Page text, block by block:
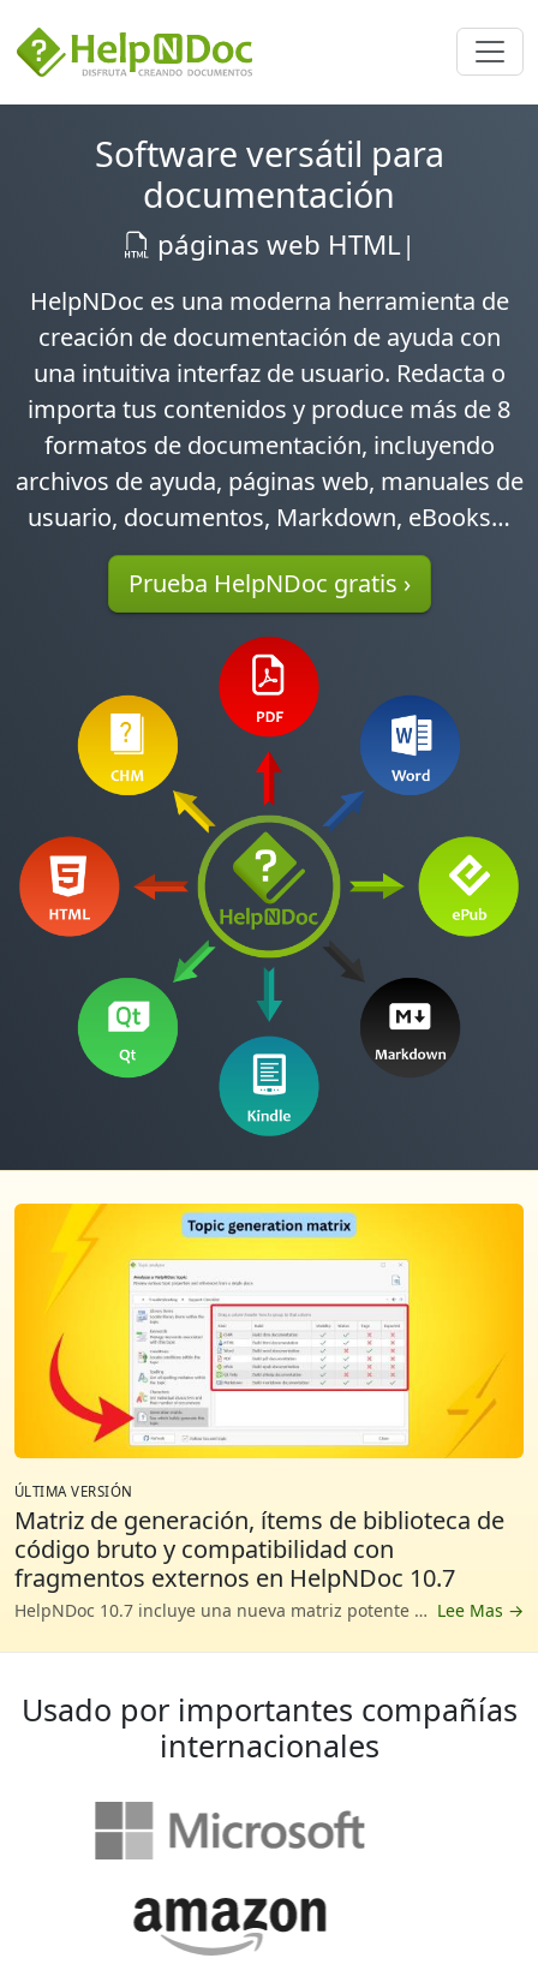
Software versátil para
documentación
|
HelpNDoc es una moderna herramienta de
creación de documentación de ayuda con
una intuitiva interfaz de usuario. Redacta o
importa tus contenidos y produce más de 8
formatos de documentación, incluyendo
archivos de ayuda, páginas web, manuales de
usuario, documentos, Markdown, eBooks…
Prueba HelpNDoc gratis ›
ÚLTIMA VERSIÓN
Matriz de generación, ítems de biblioteca de
código bruto y compatibilidad con
fragmentos externos en HelpNDoc 10.7
HelpNDoc 10.7 incluye una nueva matriz potente de generación en el Analizador de temas que ayudará a los escritores técnicos a entender exactamente por qué se exporta o no cada tema en cada disposición de un proyecto. Esta versión también desarrolla el ítem de biblioteca de código HTML para convertirlo en un ítem de código bruto más flexible con producción específica de formato para HTML, Markdown y otros formatos. Además, se ha añadido compatibilidad con archivos de fragmentos externos cargados durante la generación y se han realizado importantes mejoras en el editor de imágenes, el editor de temas, el editor de ecuaciones, la generación de contenido condicional y la fiabilidad en general. Lee Mas →
Usado por importantes compañías
internacionales